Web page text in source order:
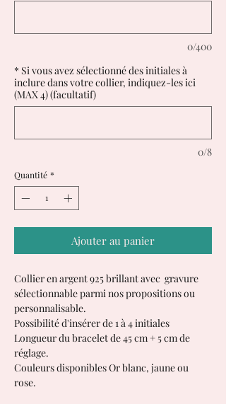
0/400
* Si vous avez sélectionné des initiales à
inclure dans votre collier, indiquez-les ici
(MAX 4) (facultatif)
0/8
Quantité *
Ajouter au panier
Collier en argent 925 brillant avec gravure
sélectionnable parmi nos propositions ou
personnalisable.
Possibilité d'insérer de 1 à 4 initiales
Longueur du bracelet de 45 cm + 5 cm de
réglage.
Couleurs disponibles Or blanc, jaune ou
rose.